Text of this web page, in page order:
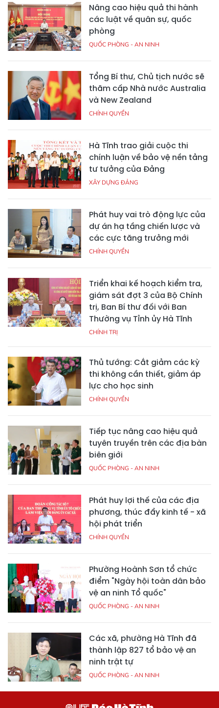
Nâng cao hiệu quả thi hành
các luật về quân sự, quốc
phòng
QUỐC PHÒNG - AN NINH
Tổng Bí thư, Chủ tịch nước sẽ
thăm cấp Nhà nước Australia
và New Zealand
CHÍNH QUYỀN
Hà Tĩnh trao giải cuộc thi
chính luận về bảo vệ nền tảng
tư tưởng của Đảng
XÂY DỰNG ĐẢNG
Phát huy vai trò động lực của
dự án hạ tầng chiến lược và
các cực tăng trưởng mới
CHÍNH QUYỀN
Triển khai kế hoạch kiểm tra,
giám sát đợt 3 của Bộ Chính
trị, Ban Bí thư đối với Ban
Thường vụ Tỉnh ủy Hà Tĩnh
CHÍNH TRỊ
Thủ tướng: Cắt giảm các kỳ
thi không cần thiết, giảm áp
lực cho học sinh
CHÍNH QUYỀN
Tiếp tục nâng cao hiệu quả
tuyên truyền trên các địa bàn
biên giới
QUỐC PHÒNG - AN NINH
Phát huy lợi thế của các địa
phương, thúc đẩy kinh tế - xã
hội phát triển
CHÍNH QUYỀN
Phường Hoành Sơn tổ chức
điểm "Ngày hội toàn dân bảo
vệ an ninh Tổ quốc"
QUỐC PHÒNG - AN NINH
Các xã, phường Hà Tĩnh đã
thành lập 827 tổ bảo vệ an
ninh trật tự
QUỐC PHÒNG - AN NINH